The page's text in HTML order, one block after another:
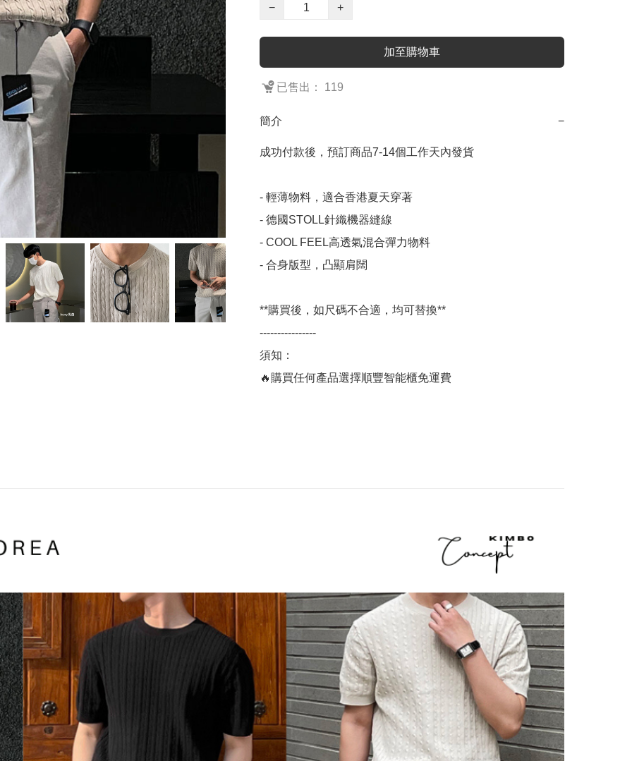
−
+
加至購物車
已售出： 119
簡介 −
成功付款後，預訂商品7-14個工作天內發貨
- 輕薄物料，適合香港夏天穿著
- 德國STOLL針織機器縫線
- COOL FEEL高透氣混合彈力物料
- 合身版型，凸顯肩闊
**購買後，如尺碼不合適，均可替換**
----------------
須知：
🔥購買任何產品選擇順豐智能櫃免運費